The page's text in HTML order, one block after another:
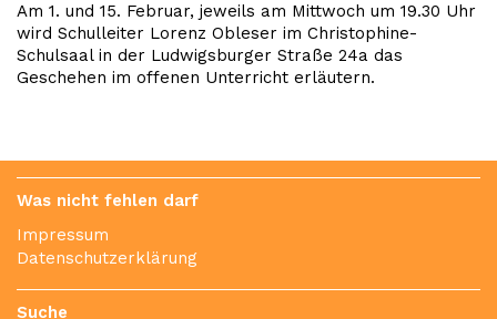
Am 1. und 15. Februar, jeweils am Mittwoch um 19.30 Uhr
wird Schulleiter Lorenz Obleser im Christophine-
Schulsaal in der Ludwigsburger Straße 24a das
Geschehen im offenen Unterricht erläutern.
Was nicht fehlen darf
Impressum
Datenschutzerklärung
Suche